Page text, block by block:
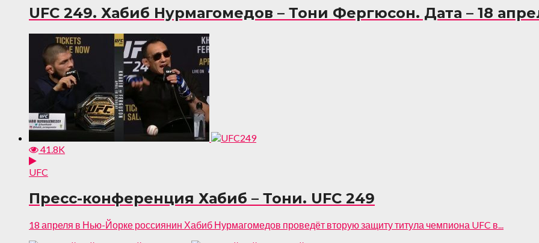
UFC 249. Хабиб Нурмагомедов – Тони Фергюсон. Дата – 18
41.8K
UFC
Пресс-конференция Хабиб – Тони. UFC 249
18 апреля в Нью-Йорке россиянин Хабиб Нурмагомедов проведёт вторую защиту титула чемпиона UFC в...